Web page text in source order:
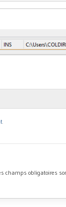
.
champs obligatoires